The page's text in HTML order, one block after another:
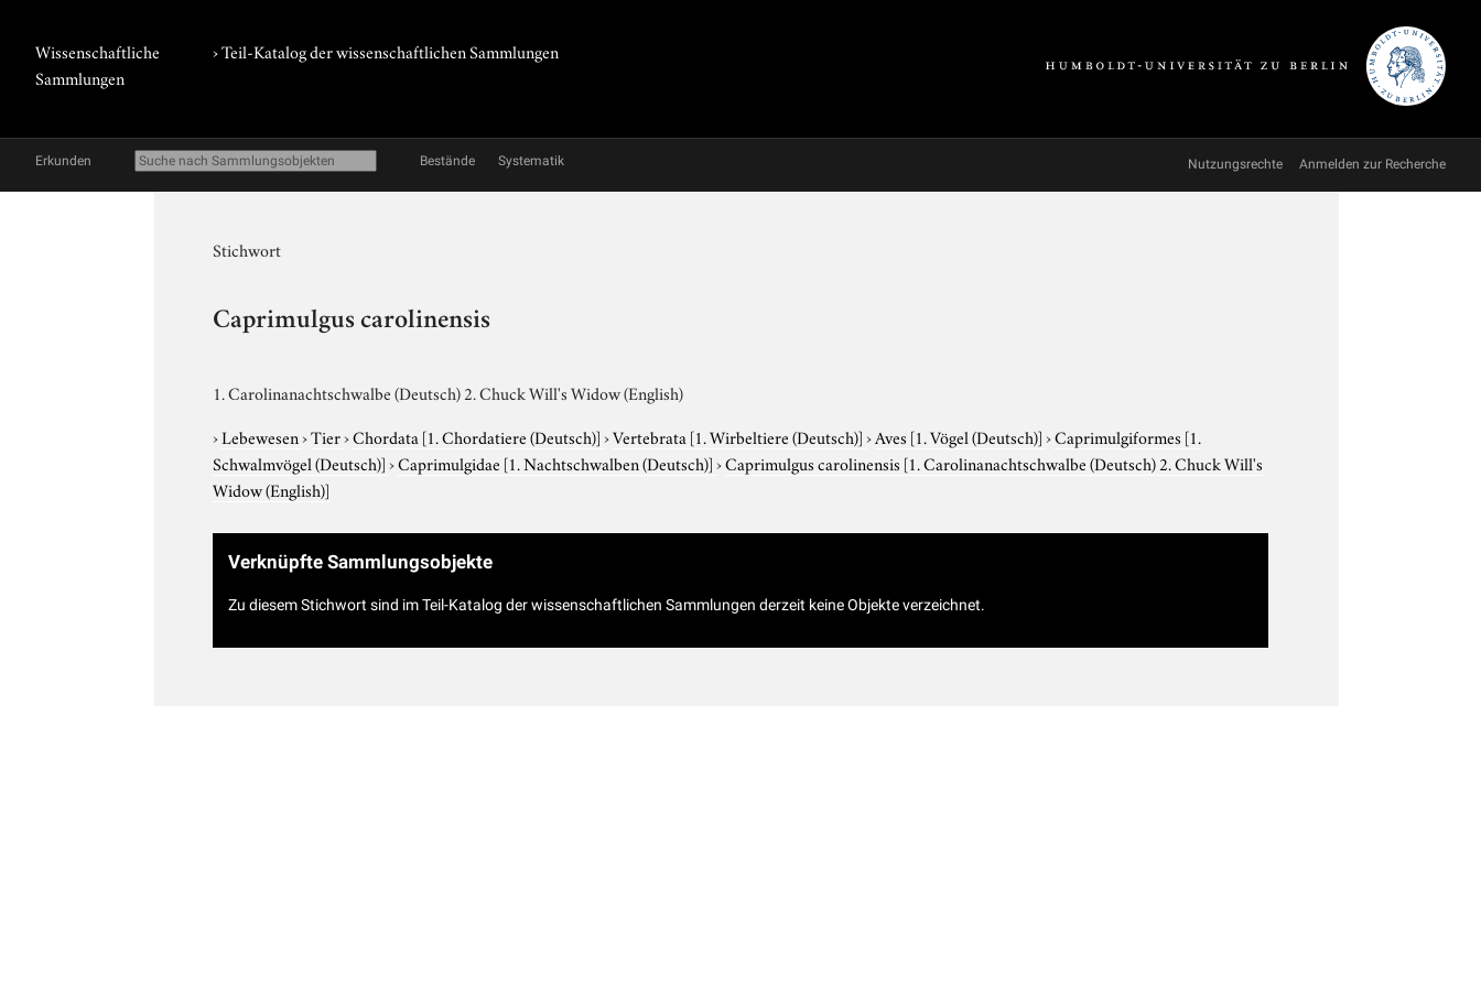
Wissenschaftliche
Sammlungen
› Teil-Katalog der wissenschaftlichen Sammlungen
Erkunden Bestände Systematik Nutzungsrechte Anmelden zur Recherche
Stichwort
Caprimulgus carolinensis
1. Carolinanachtschwalbe (Deutsch) 2. Chuck Will's Widow (English)
›Lebewesen›Tier›Chordata [1. Chordatiere (Deutsch)]›Vertebrata [1. Wirbeltiere (Deutsch)]›Aves [1. Vögel (Deutsch)]›Caprimulgiformes [1.
Schwalmvögel (Deutsch)]›Caprimulgidae [1. Nachtschwalben (Deutsch)]›Caprimulgus carolinensis [1. Carolinanachtschwalbe (Deutsch) 2. Chuck Will's
Widow (English)]
Verknüpfte Sammlungsobjekte
Zu diesem Stichwort sind im Teil-Katalog der wissenschaftlichen Sammlungen derzeit keine Objekte verzeichnet.